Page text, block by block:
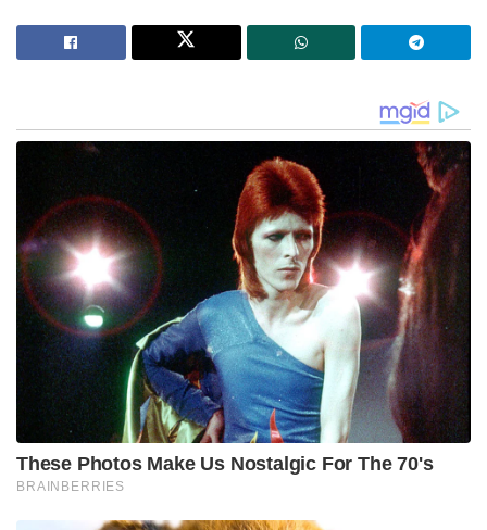
സദസ്സിൽ എഴുന്നേറ്റു നിൽക്കുകയായിരുന്നു. ഒരു
ഇടയിൽ കയറി തടസ്സപ്പെടുത്താൻ ആർക്കെങ്കിലും
കഴിയുമോ?” എന്ന് മുഖ്യമന്ത്രി ചോദിച്ചു.
സത്യപ്രതിജ്ഞാ ചടങ്ങിൽ ദൈവനാമത്തിന് പകരം
അച്ഛന്റെ പേര് ചേർത്തതിനെതിരെ ഉയർന്ന സൈബർ
ആക്രമണങ്ങൾക്കും മുഖ്യമന്ത്രി മറുപടി നൽകി.
സത്യപ്രതിജ്ഞയിൽ താൻ അച്ഛന്റെ പേര് പറഞ്ഞതിൽ
എന്താണ് കുഴപ്പമെന്ന് വി.ഡി. സതീശൻ ചോദിച്ചു.
താൻ എം.എൽ.എ ആകുന്നതിന് മുൻപ് തന്നെ
മരിച്ചുപോയവരാണ് അച്ഛനും അമ്മയും.
സത്യപ്രതിജ്ഞാ ഫോമിൽ അച്ഛന്റെ പേര്
ചേർക്കാനാണ് നിർദ്ദേശമുണ്ടായിരുന്നത്.
അതുകൊണ്ട് നിറഞ്ഞ മനസ്സോടെയാണ് അച്ഛന്റെ
പേര് വേദിയിൽ ഉച്ചരിച്ചതെന്ന് അദ്ദേഹം വ്യക്തമാക്കി.